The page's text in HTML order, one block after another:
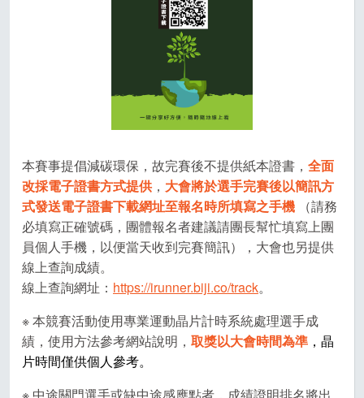
本賽事提倡減碳環保，故完賽後不提供紙本證書， 全面
改採電子證書方式提供 ， 大會將於選手完賽後以簡訊方
式發送電子證書下載網址至報名時所填寫之手機 （請務
必填寫正確號碼，團體報名者建議請團長幫忙填寫上團
員個人手機，以便當天收到完賽簡訊），大會也另提供
線上查詢成績。
線上查詢網址： https://irunner.biji.co/track。
※ 本競賽活動使用專業運動晶片計時系統處理選手成
績，使用方法參考網站說明， 取獎以大會時間為準 ，晶
片時間僅供個人參考。